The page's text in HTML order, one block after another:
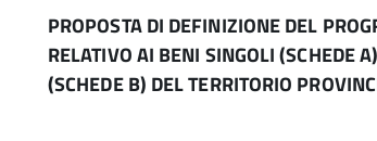
PROPOSTA DI DEFINIZIONE DEL
RELATIVO AI BENI SINGOLI (SCHEDE
(SCHEDE B) DEL TERRITORIO